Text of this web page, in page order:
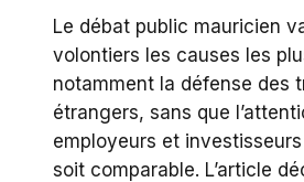
Le débat public mauricien
volontiers les causes les
notamment la défense des
étrangers, sans que
employeurs et
soit comparable. L’article